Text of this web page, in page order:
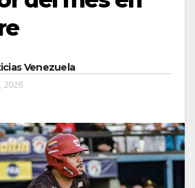
Venezuela
2026